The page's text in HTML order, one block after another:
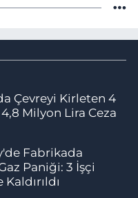
Çevreyi Kirleten 4
Milyon Lira Ceza
Fabrikada
Paniği: 3 İşçi